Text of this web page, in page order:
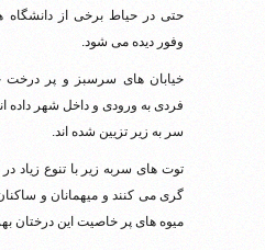
حتی در حیاط برخی از
وفور دیده می شود.
خیابان های سرسبز و پر درخت
فردی به ورودی و داخل شهر داده
سر به زیر تزیین شده اند.
توت های سربه زیر با تنوع زیاد
گری می کنند و میهمانان و ساکنان
میوه های پر خاصیت این درختان